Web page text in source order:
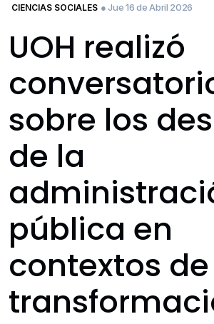
CIENCIAS SOCIALES ● Jue 16 de Abril 2026
UOH realizó
sobre los
de la
pública en
contextos de